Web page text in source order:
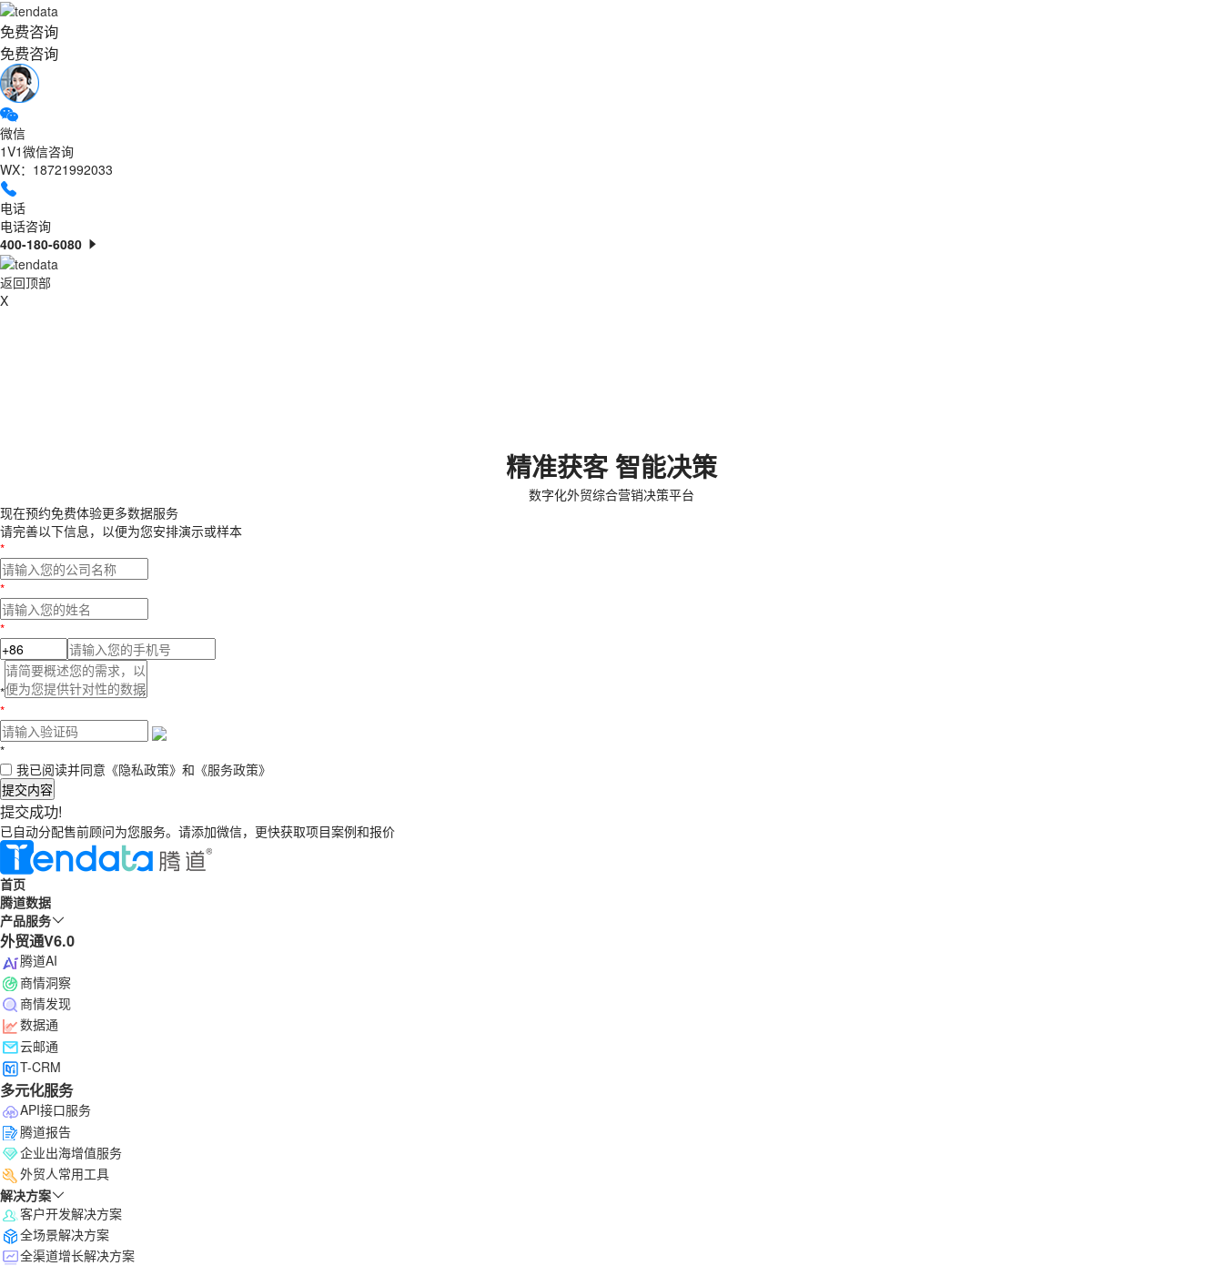
免费咨询
免费咨询
微信
1V1微信咨询
WX：18721992033
电话
电话咨询
400-180-6080
返回顶部
X
精准获客 智能决策
数字化外贸综合营销决策平台
现在预约免费体验更多数据服务
请完善以下信息，以便为您安排演示或样本
*
*
*
*
*
*
我已阅读并同意 《隐私政策》 和 《服务政策》
提交内容
提交成功!
已自动分配售前顾问为您服务。请添加微信，更快获取项目案例和报价
首页
腾道数据
产品服务
外贸通V6.0
腾道AI
商情洞察
商情发现
数据通
云邮通
T-CRM
多元化服务
API接口服务
腾道报告
企业出海增值服务
外贸人常用工具
解决方案
客户开发解决方案
全场景解决方案
全渠道增长解决方案